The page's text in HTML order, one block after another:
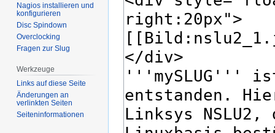
Nagios installieren und
konfigurieren
Disc Spindown
Overclocking
Fragen zur Slug
Werkzeuge
Links auf diese Seite
Änderungen an
verlinkten Seiten
Seiten­­informationen